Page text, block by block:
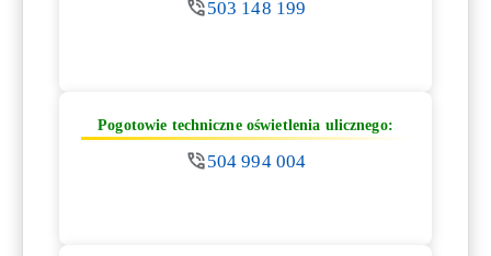
503 148 199
Pogotowie techniczne oświetlenia ulicznego:
504 994 004